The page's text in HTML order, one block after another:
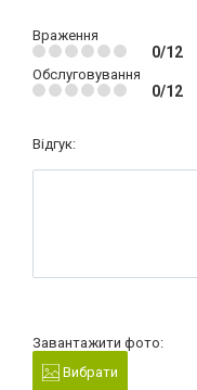
Враження
0/12
Обслуговування
0/12
Відгук:
Завантажити фото:
Вибрати